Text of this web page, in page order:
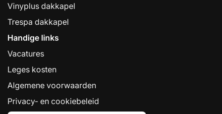
Vinyplus dakkapel
Trespa dakkapel
Handige links
Vacatures
Leges kosten
Algemene voorwaarden
Privacy- en cookiebeleid